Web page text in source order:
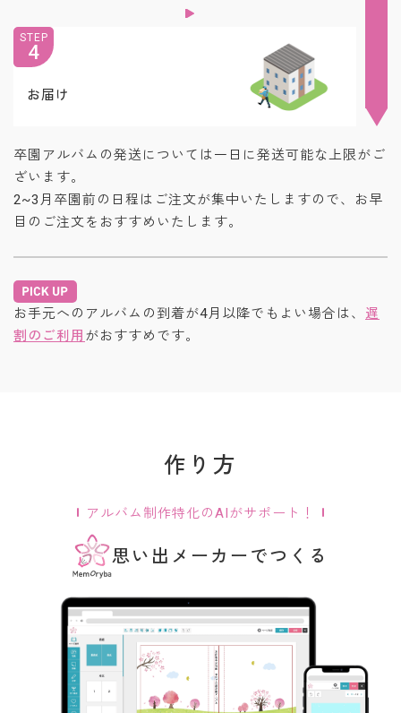
STEP
4
お届け
卒園アルバムの発送については一日に発送可能な上限がご
ざいます。
2~3月卒園前の日程はご注文が集中いたしますので、お早
目のご注文をおすすめいたします。
お手元へのアルバムの到着が4月以降でもよい場合は、 遅
割のご利用 がおすすめです。
作り方
アルバム制作特化のAIがサポート！
思い出メーカーでつくる